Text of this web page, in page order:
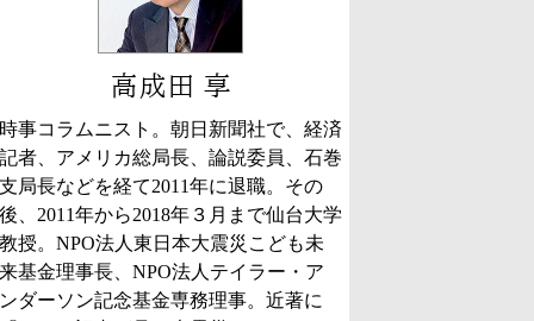
高成田 享
時事コラムニスト。朝日新聞社で、経済
記者、アメリカ総局長、論説委員、石巻
支局長などを経て2011年に退職。その
後、2011年から2018年３月まで仙台大学
教授。NPO法人東日本大震災こども未
来基金理事長、NPO法人テイラー・ア
ンダーソン記念基金専務理事。近著に